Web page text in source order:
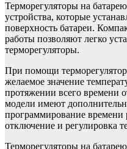
Терморегуляторы на
устройства, которые
поверхность батареи.
работы позволяют легко
терморегуляторы.
При помощи
желаемое значение
протяжении всего времени
модели имеют
программирование времени
отключение и регулировка
Терморегуляторы на